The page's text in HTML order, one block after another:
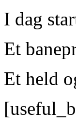
I dag
Et
Et held